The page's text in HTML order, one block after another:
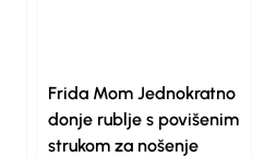
Frida Mom Jednokratno
donje rublje s povišenim
strukom za nošenje